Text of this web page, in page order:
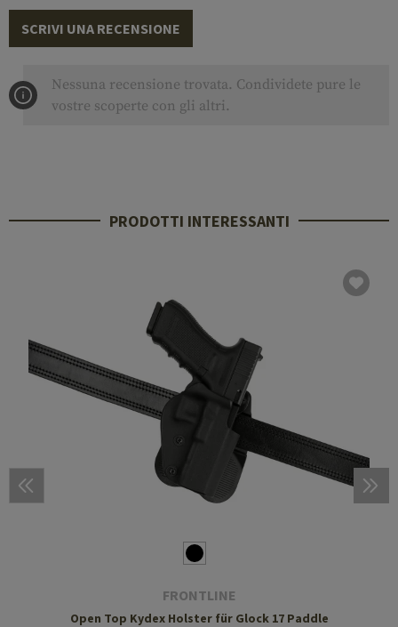
SCRIVI UNA RECENSIONE
Nessuna recensione trovata. Condividete pure le
vostre scoperte con gli altri.
PRODOTTI INTERESSANTI
FRONTLINE
Open Top Kydex Holster für Glock 17 Paddle